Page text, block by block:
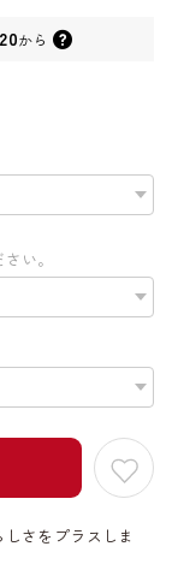
から
い。
さをプラスしま